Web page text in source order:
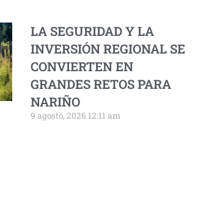
LA SEGURIDAD Y LA
INVERSIÓN REGIONAL SE
CONVIERTEN EN
GRANDES RETOS PARA
NARIÑO
9 agosto, 2026 12:11 am